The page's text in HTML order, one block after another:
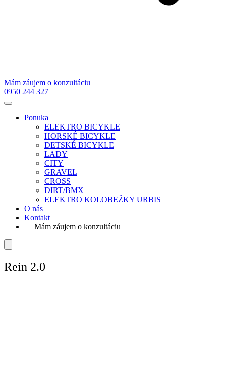
Mám záujem o konzultáciu
0950 244 327
Ponuka
ELEKTRO BICYKLE
HORSKÉ BICYKLE
DETSKÉ BICYKLE
LADY
CITY
GRAVEL
CROSS
DIRT/BMX
ELEKTRO KOLOBEŽKY URBIS
O nás
Kontakt
Mám záujem o konzultáciu
Rein 2.0